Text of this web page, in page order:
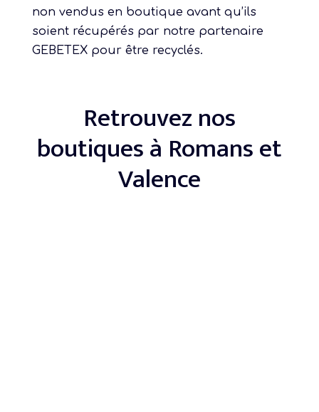
non vendus en boutique avant qu’ils
soient récupérés par notre partenaire
GEBETEX pour être recyclés.
Retrouvez nos
boutiques à Romans et
Valence